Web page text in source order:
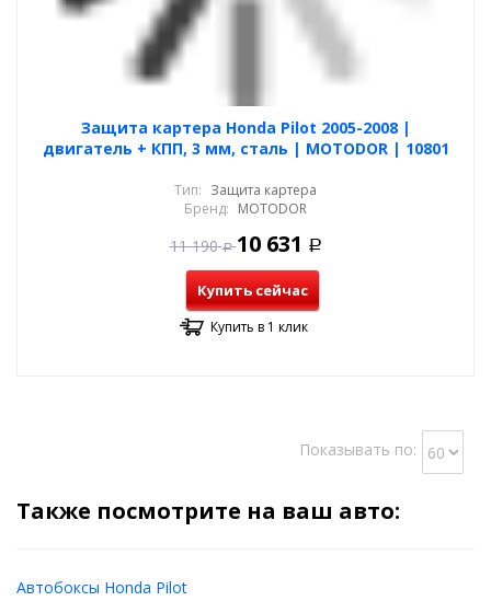
Защита картера Honda Pilot 2005-2008 |
двигатель + КПП, 3 мм, сталь | MOTODOR | 10801
Тип: Защита картера
Бренд: MOTODOR
11 190 Р 10 631 Р
Купить сейчас
Купить в 1 клик
Показывать по:
Также посмотрите на ваш авто:
Автобоксы Honda Pilot